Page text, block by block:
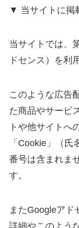
▼ 当サイトに掲
当サイトでは、
ドセンス）を利
このような広告
た商品やサービ
トや他サイトへ
「Cookie」（
番号は含まれま
す。
またGoogleアド